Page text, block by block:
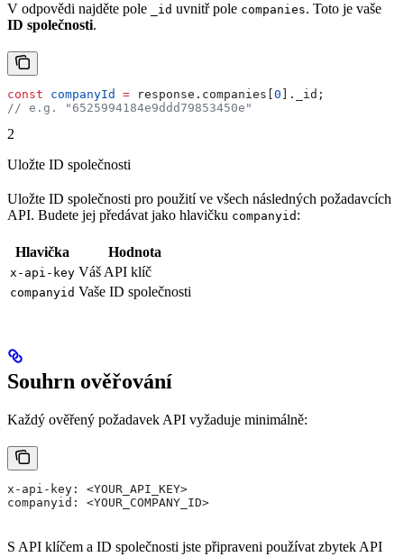
V odpovědi najděte pole _id uvnitř pole companies. Toto je vaše
ID společnosti.
const companyId = response . companies 0 ]. _id ;
// e.g. "6525994184e9ddd79853450e"
2
Uložte ID společnosti
Uložte ID společnosti pro použití ve všech následných požadavcích
API. Budete jej předávat jako hlavičku companyid :
Hlavička Hodnota
x-api-key Váš API klíč
companyid Vaše ID společnosti
Souhrn ověřování
Každý ověřený požadavek API vyžaduje minimálně:
x-api-key: <YOUR_API_KEY>
companyid: <YOUR_COMPANY_ID>
S API klíčem a ID společnosti jste připraveni používat zbytek API